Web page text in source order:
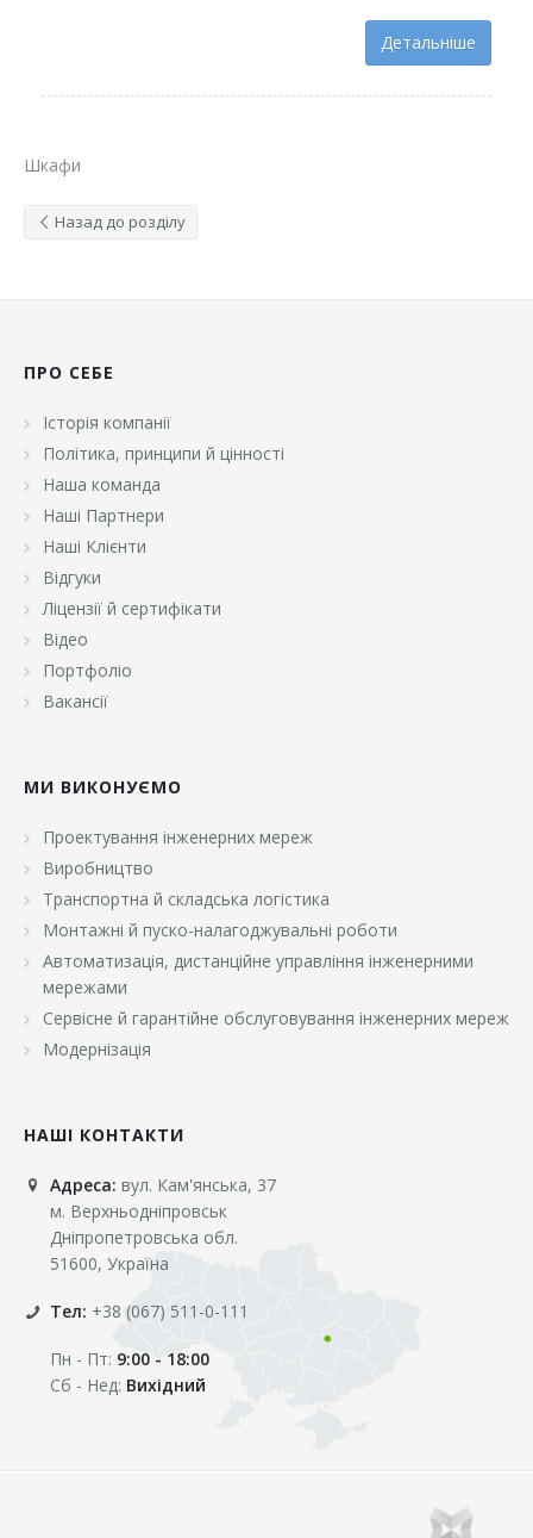
Детальніше
Шкафи
Назад до розділу
ПРО СЕБЕ
Історія компанії
Політика, принципи й цінності
Наша команда
Наші Партнери
Наші Клієнти
Відгуки
Ліцензії й сертифікати
Відео
Портфоліо
Вакансії
МИ ВИКОНУЄМО
Проектування інженерних мереж
Виробництво
Транспортна й складська логістика
Монтажні й пуско-налагоджувальні роботи
Автоматизація, дистанційне управління інженерними
мережами
Сервісне й гарантійне обслуговування інженерних мереж
Модернізація
НАШІ КОНТАКТИ
Адреса: вул. Кам'янська, 37
м. Верхньодніпровськ
Дніпропетровська обл.
51600, Україна
Тел: +38 (067) 511-0-111
Пн - Пт: 9:00 - 18:00
Сб - Нед: Вихідний